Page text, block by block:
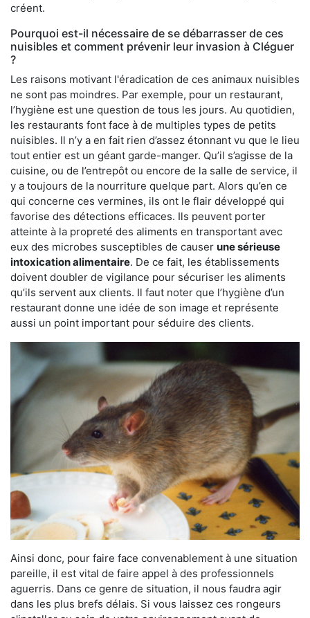
créent.
Pourquoi est-il nécessaire de se débarrasser de ces
nuisibles et comment prévenir leur invasion à Cléguer
?
Les raisons motivant l'éradication de ces animaux nuisibles
ne sont pas moindres. Par exemple, pour un restaurant,
l’hygiène est une question de tous les jours. Au quotidien,
les restaurants font face à de multiples types de petits
nuisibles. Il n’y a en fait rien d’assez étonnant vu que le lieu
tout entier est un géant garde-manger. Qu’il s’agisse de la
cuisine, ou de l’entrepôt ou encore de la salle de service, il
y a toujours de la nourriture quelque part. Alors qu’en ce
qui concerne ces vermines, ils ont le flair développé qui
favorise des détections efficaces. Ils peuvent porter
atteinte à la propreté des aliments en transportant avec
eux des microbes susceptibles de causer une sérieuse
intoxication alimentaire. De ce fait, les établissements
doivent doubler de vigilance pour sécuriser les aliments
qu’ils servent aux clients. Il faut noter que l’hygiène d’un
restaurant donne une idée de son image et représente
aussi un point important pour séduire des clients.
Ainsi donc, pour faire face convenablement à une situation
pareille, il est vital de faire appel à des professionnels
aguerris. Dans ce genre de situation, il nous faudra agir
dans les plus brefs délais. Si vous laissez ces rongeurs